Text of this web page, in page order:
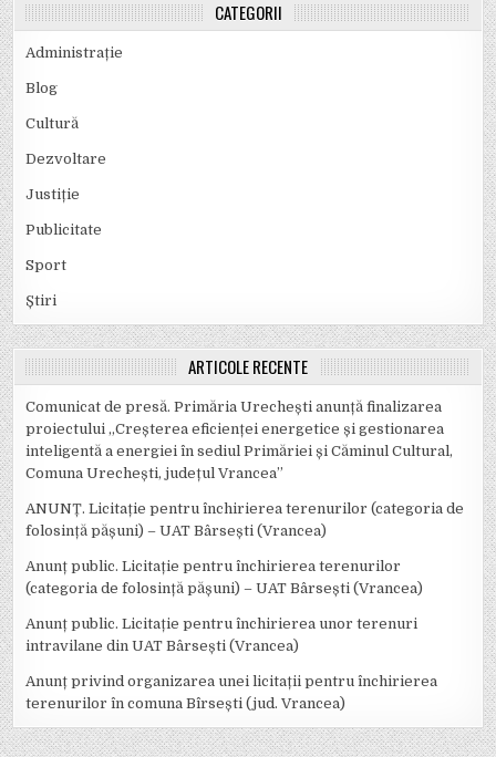
CATEGORII
Administrație
Blog
Cultură
Dezvoltare
Justiție
Publicitate
Sport
Știri
ARTICOLE RECENTE
Comunicat de presă. Primăria Urechești anunță finalizarea
proiectului „Creșterea eficienței energetice și gestionarea
inteligentă a energiei în sediul Primăriei și Căminul Cultural,
Comuna Urechești, județul Vrancea”
ANUNȚ. Licitație pentru închirierea terenurilor (categoria de
folosință pășuni) – UAT Bârsești (Vrancea)
Anunț public. Licitație pentru închirierea terenurilor
(categoria de folosință pășuni) – UAT Bârsești (Vrancea)
Anunț public. Licitație pentru închirierea unor terenuri
intravilane din UAT Bârsești (Vrancea)
Anunț privind organizarea unei licitații pentru închirierea
terenurilor în comuna Bîrsești (jud. Vrancea)